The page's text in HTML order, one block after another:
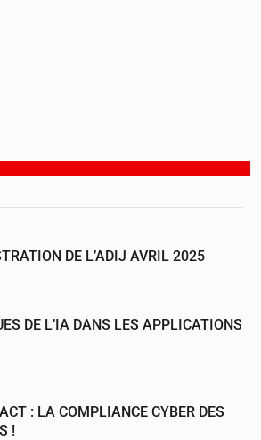
DE L’ADIJ AVRIL 2025
DE L’IA DANS LES APPLICATIONS
: LA COMPLIANCE CYBER DES
!